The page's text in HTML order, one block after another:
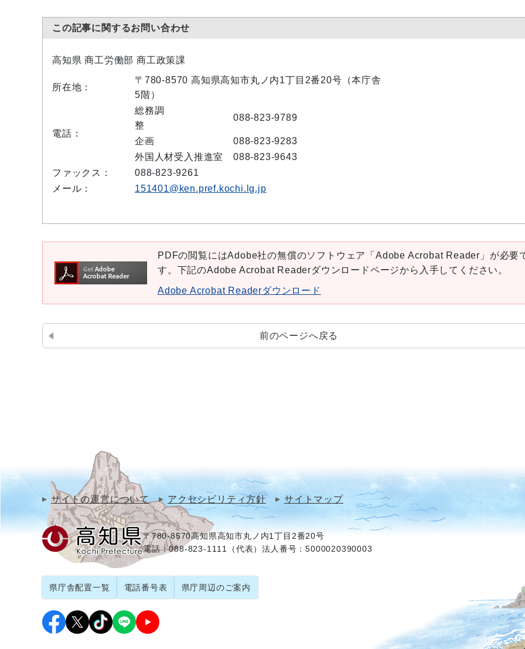
この記事に関するお問い合わせ
高知県 商工労働部 商工政策課
所在地：
〒780-8570 高知県高知市丸ノ内1丁目2番20号（本庁舎
5階）
電話：
総務調
整
088-823-9789
企画
088-823-9283
外国人材受入推進室
088-823-9643
ファックス：
088-823-9261
メール：
151401@ken.pref.kochi.lg.jp
PDFの閲覧にはAdobe社の無償のソフトウェア「Adobe Acrobat Reader」が必要
す。下記のAdobe Acrobat Readerダウンロードページから入手してください。
Adobe Acrobat Readerダウンロード
前のページへ戻る
サイトの運営について アクセシビリティ方針 サイトマップ
〒780-8570高知県高知市丸ノ内1丁目2番20号
電話：088-823-1111（代表）法人番号：5000020390003
県庁舎配置一覧 電話番号表 県庁周辺のご案内